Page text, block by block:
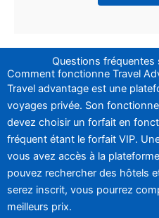
Questions fréquentes
Comment fonctionne Travel
Travel advantage est une
voyages privée. Son
devez choisir un forfait en
fréquent étant le forfait VIP.
vous avez accès à la
pouvez rechercher des hôtels
serez inscrit, vous pourrez
meilleurs prix.